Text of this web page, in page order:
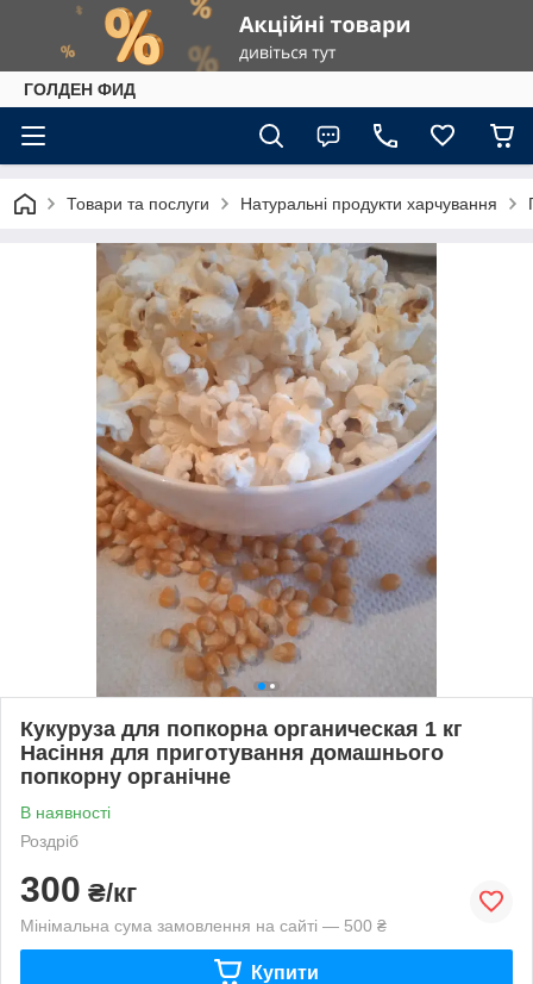
ГОЛДЕН ФИД
Товари та послуги Натуральні продукти харчування
Кукуруза для попкорна органическая 1 кг
Насіння для приготування домашнього
попкорну органічне
В наявності
Роздріб
300 ₴/кг
Мінімальна сума замовлення на сайті — 500 ₴
Купити